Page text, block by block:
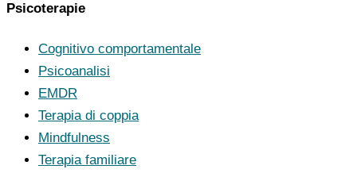
Psicoterapie
Cognitivo comportamentale
Psicoanalisi
EMDR
Terapia di coppia
Mindfulness
Terapia familiare